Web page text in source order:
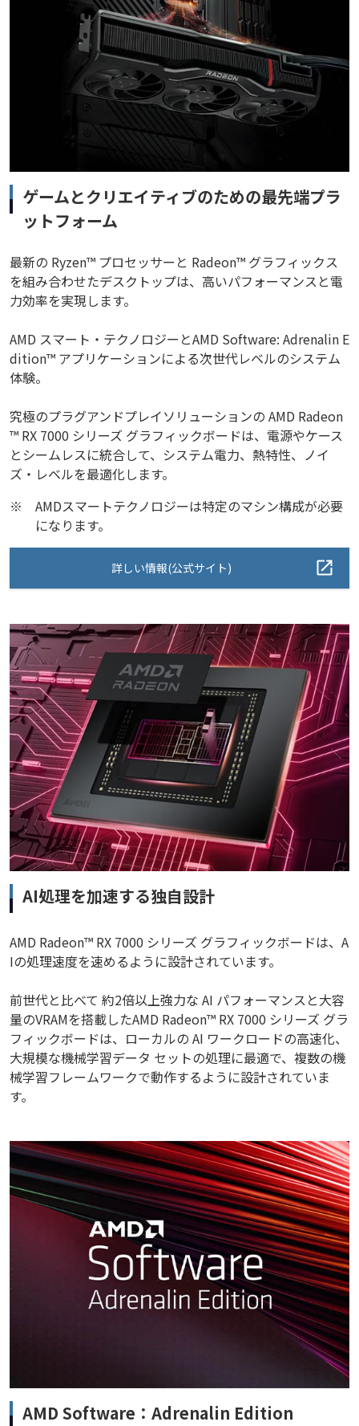
ゲームとクリエイティブのための最先端プラ
ットフォーム
最新の Ryzen™ プロセッサーと Radeon™ グラフィックス
を組み合わせたデスクトップは、高いパフォーマンスと電
力効率を実現します。
AMD スマート・テクノロジーとAMD Software: Adrenalin E
dition™ アプリケーションによる次世代レベルのシステム
体験。
究極のプラグアンドプレイソリューションの AMD Radeon
™ RX 7000 シリーズ グラフィックボードは、電源やケース
とシームレスに統合して、システム電力、熱特性、ノイ
ズ・レベルを最適化します。
※
AMDスマートテクノロジーは特定のマシン構成が必要
になります。
詳しい情報(公式サイト)
AI処理を加速する独自設計
AMD Radeon™ RX 7000 シリーズ グラフィックボードは、A
Iの処理速度を速めるように設計されています。
前世代と比べて 約2倍以上強力な AI パフォーマンスと大容
量のVRAMを搭載したAMD Radeon™ RX 7000 シリーズ グラ
フィックボードは、ローカルの AI ワークロードの高速化、
大規模な機械学習データ セットの処理に最適で、複数の機
械学習フレームワークで動作するように設計されていま
す。
AMD Software：Adrenalin Edition